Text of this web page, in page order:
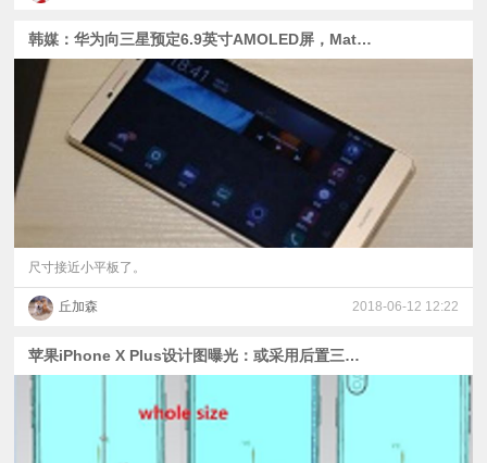
验
题
韩媒：华为向三星预定6.9英寸AMOLED屏，Mate 20 Pro有望采用
尺寸接近小平板了。
丘加森 2018-06-12 12:22
苹果iPhone X Plus设计图曝光：或采用后置三摄，华为P20 Pro笑呵呵